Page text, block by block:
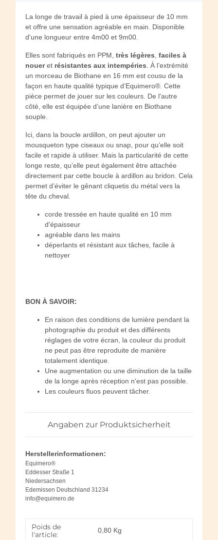
La longe de travail à pied à une épaisseur de 10 mm
et offre une sensation agréable en main. Disponible
d'une longueur entre 4m00 et 9m00.
Elles sont fabriqués en PPM, très légères faciles à
noueret résistantes aux intempéries . À l’extrémité
un morceau de Biothane en 16 mm est cousu de la
façon en haute qualité typique d’Equimero®. Cette
pièce permet de jouer sur les couleurs. De l'autre
côté, elle est équipée d’une lanière en Biothane
souple.
Ici, dans la boucle ardillon, on peut ajouter un
mousqueton type ciseaux ou snap, pour qu’elle soit
facile et rapide à utiliser. Mais la particularité de cette
longe reste, qu’elle peut également être attachée
directement par cette boucle à ardillon au bridon. Cela
permet d’éviter le gênant cliquetis du métal vers la
tête du cheval.
corde tressée en haute qualité en 10 mm
d'épaisseur
agréable dans les mains
déperlants et résistant aux tâches, facile à
nettoyer
BON À SAVOIR:
En raison des conditions de lumière pendant la
photographie du produit et des différents
réglages de votre écran, la couleur du produit
ne peut pas être reproduite de manière
totalement identique.
Une augmentation ou une diminution de la taille
de la longe après réception n'est pas possible.
Les couleurs fluos peuvent tâcher.
Angaben zur Produktsicherheit
Herstellerinformationen:
Equimero®
Eddesser Straße 1
Niedersachsen
Edemissen Deutschland 31234
info@equimero.de
Poids de
l'article:
0,80 Kg